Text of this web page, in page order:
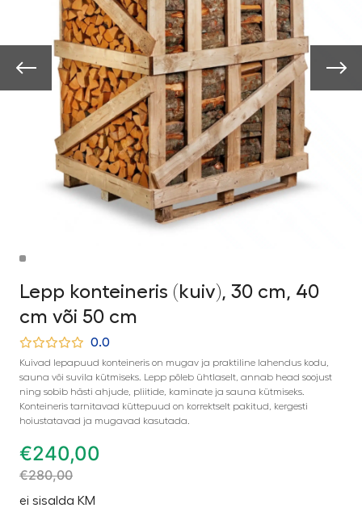
Lepp konteineris (kuiv), 30 cm, 40
cm või 50 cm
0.0
Kuivad lepapuud konteineris on mugav ja praktiline lahendus kodu,
sauna või suvila kütmiseks. Lepp põleb ühtlaselt, annab head soojust
ning sobib hästi ahjude, pliitide, kaminate ja sauna kütmiseks.
Konteineris tarnitavad küttepuud on korrektselt pakitud, kergesti
hoiustatavad ja mugavad kasutada.
€240,00
€280,00
ei sisalda KM